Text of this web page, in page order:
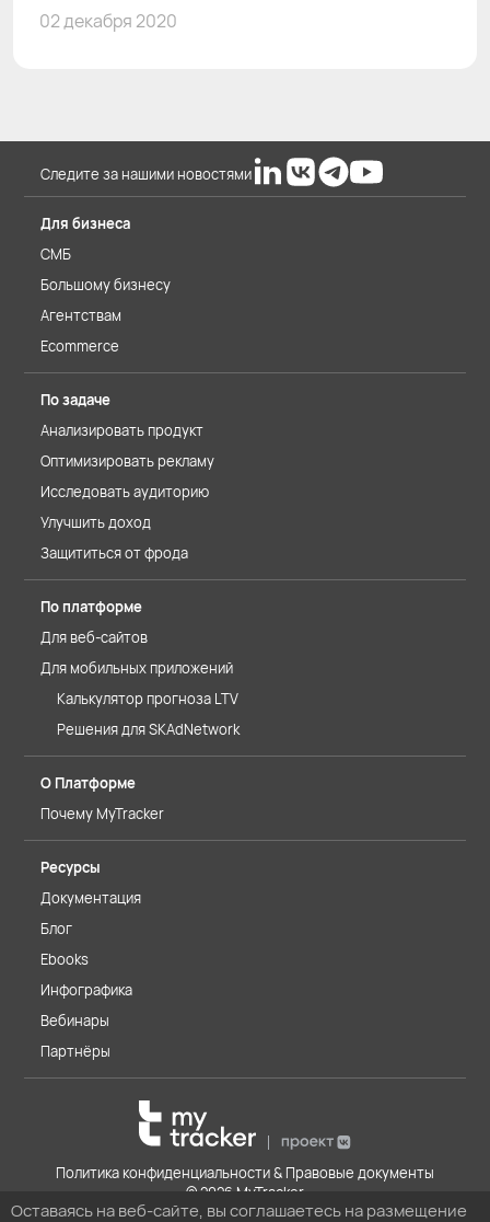
Оставаясь на веб-сайте, вы соглашаетесь на размещение
02 декабря 2020
Следите за нашими новостями
Для бизнеса
СМБ
Большому бизнесу
Агентствам
Ecommerce
По задаче
Анализировать продукт
Оптимизировать рекламу
Исследовать аудиторию
Улучшить доход
Защититься от фрода
По платформе
Для веб-сайтов
Для мобильных приложений
Калькулятор прогноза LTV
Решения для SKAdNetwork
О Платформе
Почему MyTracker
Ресурсы
Документация
Блог
Ebooks
Инфографика
Вебинары
Партнёры
Политика конфиденциальности & Правовые документы
© 2026 MyTracker